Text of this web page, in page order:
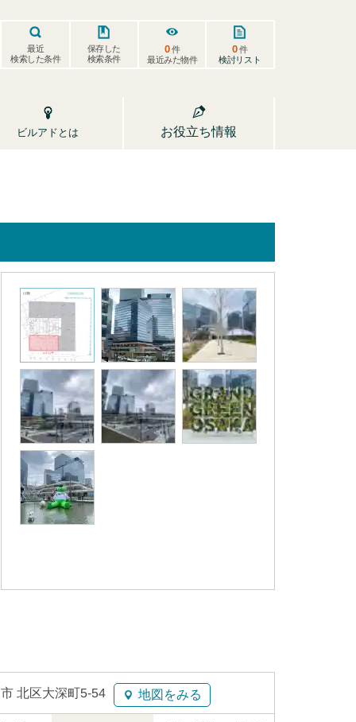
最近
検索した条件
保存した
検索条件
0件
最近みた物件
0件
検討リスト
ビルアドとは お役立ち情報
北区大深町5-54 地図をみる